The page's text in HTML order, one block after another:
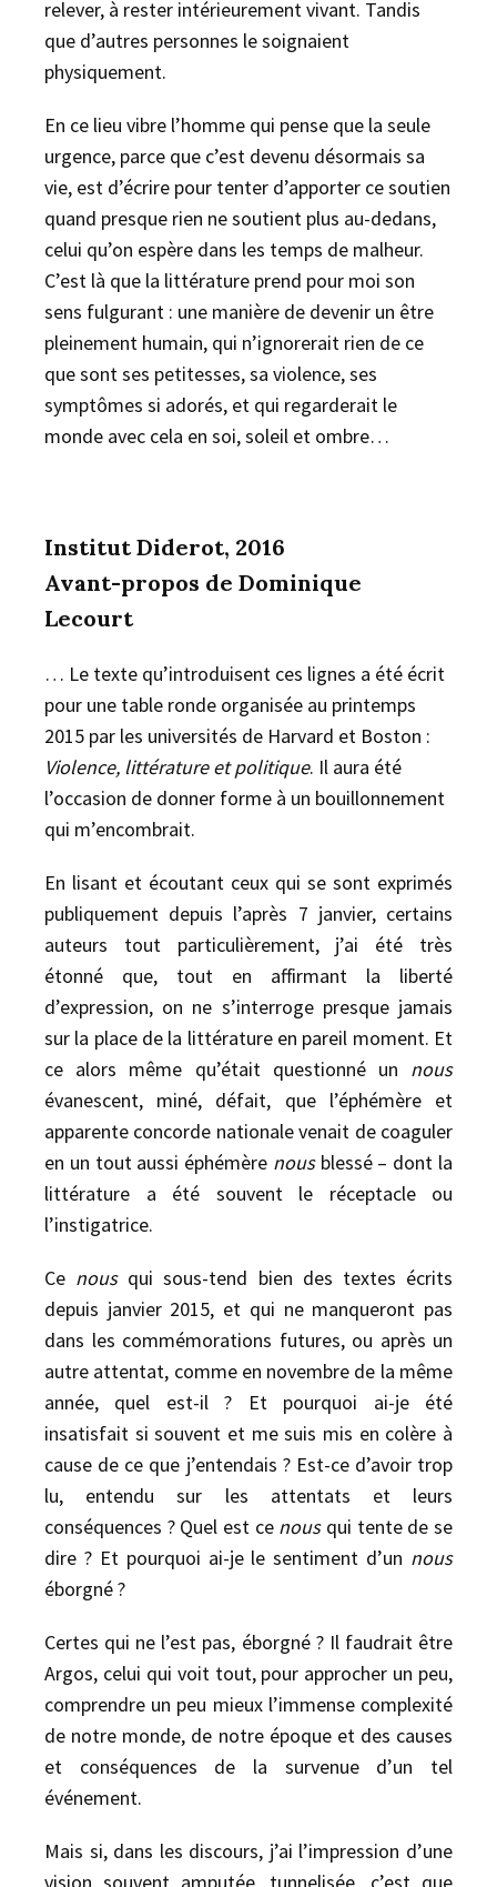
relever, à rester intérieurement vivant. Tandis
que d’autres personnes le soignaient
physiquement.
En ce lieu vibre l’homme qui pense que la seule
urgence, parce que c’est devenu désormais sa
vie, est d’écrire pour tenter d’apporter ce soutien
quand presque rien ne soutient plus au-dedans,
celui qu’on espère dans les temps de malheur.
C’est là que la littérature prend pour moi son
sens fulgurant : une manière de devenir un être
pleinement humain, qui n’ignorerait rien de ce
que sont ses petitesses, sa violence, ses
symptômes si adorés, et qui regarderait le
monde avec cela en soi, soleil et ombre…
Institut Diderot, 2016
Avant-propos de Dominique
Lecourt
… Le texte qu’introduisent ces lignes a été écrit
pour une table ronde organisée au printemps
2015 par les universités de Harvard et Boston :
Violence, littérature et politique. Il aura été
l’occasion de donner forme à un bouillonnement
qui m’encombrait.
En lisant et écoutant ceux qui se sont exprimés
publiquement depuis l’après 7 janvier, certains
auteurs tout particulièrement, j’ai été très
étonné que, tout en affirmant la liberté
d’expression, on ne s’interroge presque jamais
sur la place de la littérature en pareil moment. Et
ce alors même qu’était questionné un nous
évanescent, miné, défait, que l’éphémère et
apparente concorde nationale venait de coaguler
en un tout aussi éphémère nousblessé – dont la
littérature a été souvent le réceptacle ou
l’instigatrice.
Ce nousqui sous-tend bien des textes écrits
depuis janvier 2015, et qui ne manqueront pas
dans les commémorations futures, ou après un
autre attentat, comme en novembre de la même
année, quel est-il ? Et pourquoi ai-je été
insatisfait si souvent et me suis mis en colère à
cause de ce que j’entendais ? Est-ce d’avoir trop
lu, entendu sur les attentats et leurs
conséquences ? Quel est ce nousqui tente de se
dire ? Et pourquoi ai-je le sentiment d’un nous
éborgné ?
Certes qui ne l’est pas, éborgné ? Il faudrait être
Argos, celui qui voit tout, pour approcher un peu,
comprendre un peu mieux l’immense complexité
de notre monde, de notre époque et des causes
et conséquences de la survenue d’un tel
événement.
Mais si, dans les discours, j’ai l’impression d’une
vision souvent amputée, tunnelisée, c’est que